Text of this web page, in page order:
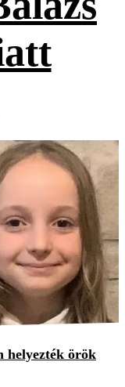
helyezték örök